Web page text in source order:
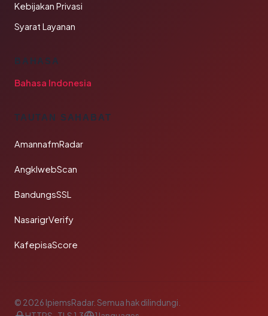
Kebijakan Privasi
Syarat Layanan
BAHASA
Bahasa Indonesia
TAUTAN SAHABAT
AmannafmRadar
AngklwebScan
BandungsSSL
NasarigrVerify
KafepisaScore
© 2026 IpiemsRadar. Semua hak dilindungi.